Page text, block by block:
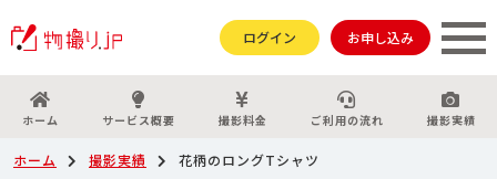
ログイン お申し込み
ホーム サービス概要 撮影料金 ご利用の流れ 撮影実績
ホーム 撮影実績 花柄のロングTシャツ